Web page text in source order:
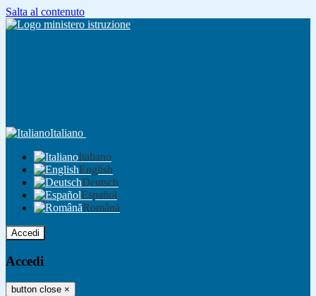
Salta al contenuto
Italiano
Italiano
English
Deutsch
Español
Română
Accedi
Accedi
button close ×